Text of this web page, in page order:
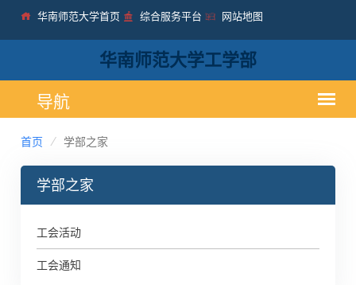
华南师范大学首页 综合服务平台 网站地图
华南师范大学工学部
首页 学部之家
学部之家
工会活动
工会通知